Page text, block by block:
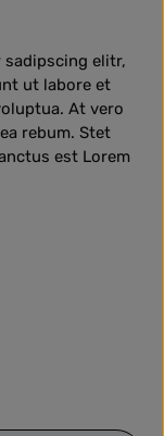
elitr,
ut labore et
At vero
rebum. Stet
est Lorem